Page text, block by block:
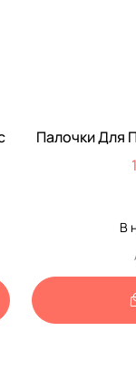
-15%
Палочки Для
В